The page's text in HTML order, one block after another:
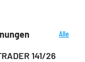
Alle
141/26